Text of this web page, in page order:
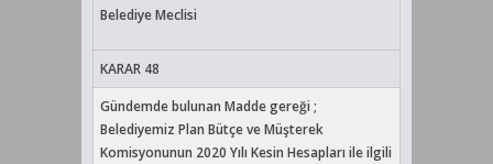
Belediye Meclisi
KARAR 48
Gündemde bulunan Madde gereği ;
Belediyemiz Plan Bütçe ve Müşterek
Komisyonunun 2020 Yılı Kesin Hesapları ile ilgili